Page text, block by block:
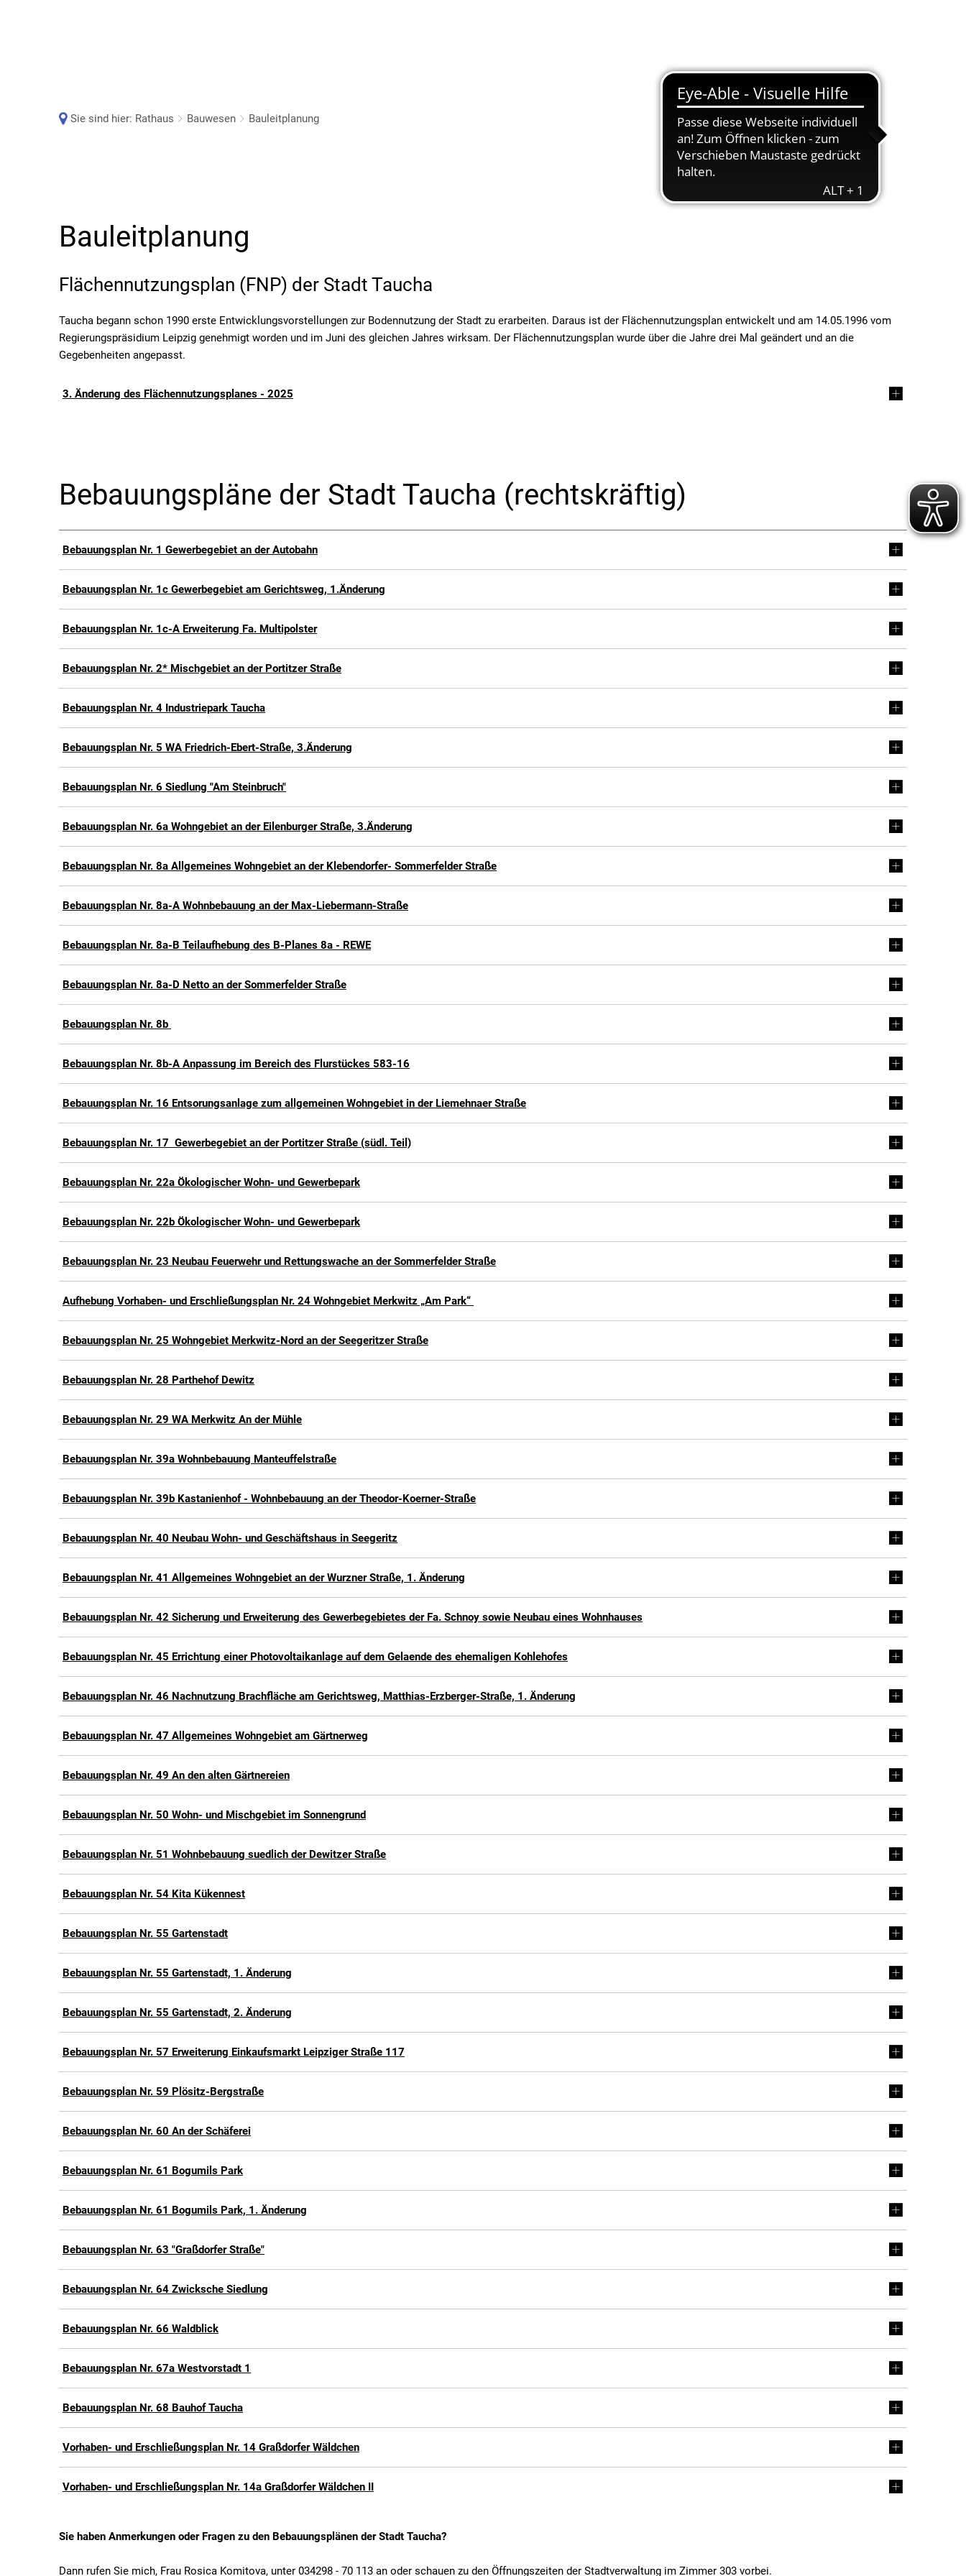
Menü
Suche
Sie sind hier: Rathaus Bauwesen Bauleitplanung
Bauleitplanung
Flächennutzungsplan (FNP) der Stadt Taucha
Taucha begann schon 1990 erste Entwicklungsvorstellungen zur Bodennutzung der Stadt zu erarbeiten. Daraus ist der Flächennutzungsplan entwickelt und am 14.05.1996 vom
Regierungspräsidium Leipzig genehmigt worden und im Juni des gleichen Jahres wirksam. Der Flächennutzungsplan wurde über die Jahre drei Mal geändert und an die
Gegebenheiten angepasst.
3. Änderung des Flächennutzungsplanes - 2025
Bebauungspläne der Stadt Taucha (rechtskräftig)
Bebauungsplan Nr. 1 Gewerbegebiet an der Autobahn
Bebauungsplan Nr. 1c Gewerbegebiet am Gerichtsweg, 1.Änderung
Bebauungsplan Nr. 1c-A Erweiterung Fa. Multipolster
Bebauungsplan Nr. 2* Mischgebiet an der Portitzer Straße
Bebauungsplan Nr. 4 Industriepark Taucha
Bebauungsplan Nr. 5 WA Friedrich-Ebert-Straße, 3.Änderung
Bebauungsplan Nr. 6 Siedlung "Am Steinbruch"
Bebauungsplan Nr. 6a Wohngebiet an der Eilenburger Straße, 3.Änderung
Bebauungsplan Nr. 8a Allgemeines Wohngebiet an der Klebendorfer- Sommerfelder Straße
Bebauungsplan Nr. 8a-A Wohnbebauung an der Max-Liebermann-Straße
Bebauungsplan Nr. 8a-B Teilaufhebung des B-Planes 8a - REWE
Bebauungsplan Nr. 8a-D Netto an der Sommerfelder Straße
Bebauungsplan Nr. 8b
Bebauungsplan Nr. 8b-A Anpassung im Bereich des Flurstückes 583-16
Bebauungsplan Nr. 16 Entsorungsanlage zum allgemeinen Wohngebiet in der Liemehnaer Straße
Bebauungsplan Nr. 17 Gewerbegebiet an der Portitzer Straße (südl. Teil)
Bebauungsplan Nr. 22a Ökologischer Wohn- und Gewerbepark
Bebauungsplan Nr. 22b Ökologischer Wohn- und Gewerbepark
Bebauungsplan Nr. 23 Neubau Feuerwehr und Rettungswache an der Sommerfelder Straße
Aufhebung Vorhaben- und Erschließungsplan Nr. 24 Wohngebiet Merkwitz „Am Park“
Bebauungsplan Nr. 25 Wohngebiet Merkwitz-Nord an der Seegeritzer Straße
Bebauungsplan Nr. 28 Parthehof Dewitz
Bebauungsplan Nr. 29 WA Merkwitz An der Mühle
Bebauungsplan Nr. 39a Wohnbebauung Manteuffelstraße
Bebauungsplan Nr. 39b Kastanienhof - Wohnbebauung an der Theodor-Koerner-Straße
Bebauungsplan Nr. 40 Neubau Wohn- und Geschäftshaus in Seegeritz
Bebauungsplan Nr. 41 Allgemeines Wohngebiet an der Wurzner Straße, 1. Änderung
Bebauungsplan Nr. 42 Sicherung und Erweiterung des Gewerbegebietes der Fa. Schnoy sowie Neubau eines Wohnhauses
Bebauungsplan Nr. 45 Errichtung einer Photovoltaikanlage auf dem Gelaende des ehemaligen Kohlehofes
Bebauungsplan Nr. 46 Nachnutzung Brachfläche am Gerichtsweg, Matthias-Erzberger-Straße, 1. Änderung
Bebauungsplan Nr. 47 Allgemeines Wohngebiet am Gärtnerweg
Bebauungsplan Nr. 49 An den alten Gärtnereien
Bebauungsplan Nr. 50 Wohn- und Mischgebiet im Sonnengrund
Bebauungsplan Nr. 51 Wohnbebauung suedlich der Dewitzer Straße
Bebauungsplan Nr. 54 Kita Kükennest
Bebauungsplan Nr. 55 Gartenstadt
Bebauungsplan Nr. 55 Gartenstadt, 1. Änderung
Bebauungsplan Nr. 55 Gartenstadt, 2. Änderung
Bebauungsplan Nr. 57 Erweiterung Einkaufsmarkt Leipziger Straße 117
Bebauungsplan Nr. 59 Plösitz-Bergstraße
Bebauungsplan Nr. 60 An der Schäferei
Bebauungsplan Nr. 61 Bogumils Park
Bebauungsplan Nr. 61 Bogumils Park, 1. Änderung
Bebauungsplan Nr. 63 "Graßdorfer Straße"
Bebauungsplan Nr. 64 Zwicksche Siedlung
Bebauungsplan Nr. 66 Waldblick
Bebauungsplan Nr. 67a Westvorstadt 1
Bebauungsplan Nr. 68 Bauhof Taucha
Vorhaben- und Erschließungsplan Nr. 14 Graßdorfer Wäldchen
Vorhaben- und Erschließungsplan Nr. 14a Graßdorfer Wäldchen II
Sie haben Anmerkungen oder Fragen zu den Bebauungsplänen der Stadt Taucha?
Dann rufen Sie mich, Frau Rosica Komitova, unter 034298 - 70 113 an oder schauen zu den Öffnungszeiten der Stadtverwaltung im Zimmer 303 vorbei.